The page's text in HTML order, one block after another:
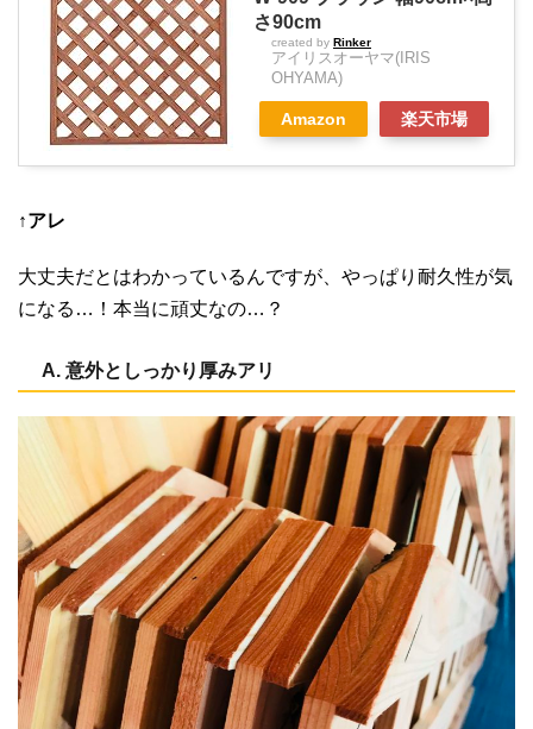
さ90cm
created by Rinker
アイリスオーヤマ(IRIS
OHYAMA)
Amazon 楽天市場
↑アレ
大丈夫だとはわかっているんですが、やっぱり耐久性が気
になる…！本当に頑丈なの…？
A. 意外としっかり厚みアリ